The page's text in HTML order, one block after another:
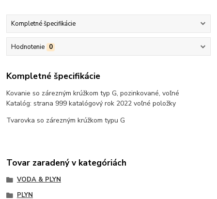
Kompletné špecifikácie
Hodnotenie 0
Kompletné špecifikácie
Kovanie so zárezným krúžkom typ G, pozinkované, voľné
Katalóg: strana 999 katalógový rok 2022 voľné položky
Tvarovka so zárezným krúžkom typu G
Tovar zaradený v kategóriách
VODA & PLYN
PLYN